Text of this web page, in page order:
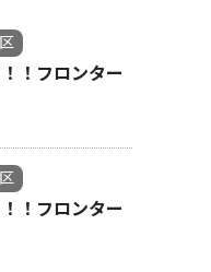
！フロンター
！フロンター